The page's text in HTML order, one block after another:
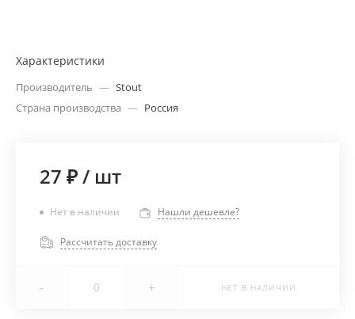
Характеристики
Производитель — Stout
Страна производства — Россия
27 ₽/ шт
Нет в наличии Нашли дешевле?
Рассчитать доставку
- + НЕТ В НАЛИЧИИ